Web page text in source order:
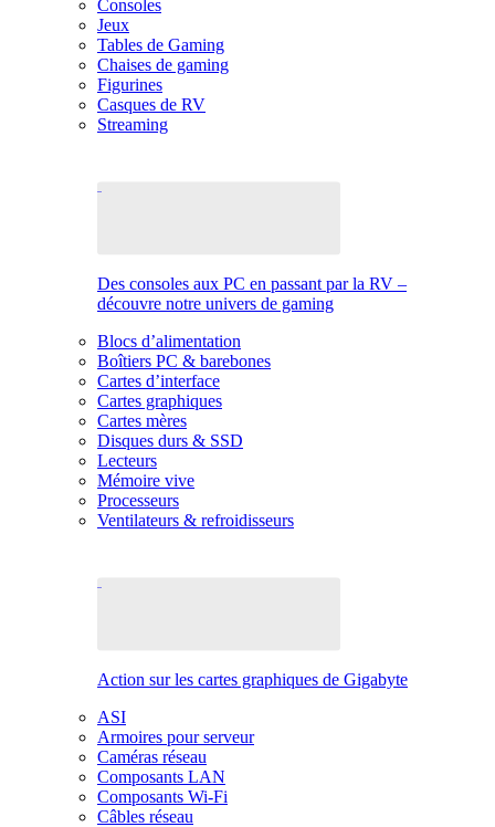
Consoles
Jeux
Tables de Gaming
Chaises de gaming
Figurines
Casques de RV
Streaming
Des consoles aux PC en passant par la RV –
découvre notre univers de gaming
Blocs d’alimentation
Boîtiers PC & barebones
Cartes d’interface
Cartes graphiques
Cartes mères
Disques durs & SSD
Lecteurs
Mémoire vive
Processeurs
Ventilateurs & refroidisseurs
Action sur les cartes graphiques de Gigabyte
ASI
Armoires pour serveur
Caméras réseau
Composants LAN
Composants Wi-Fi
Câbles réseau